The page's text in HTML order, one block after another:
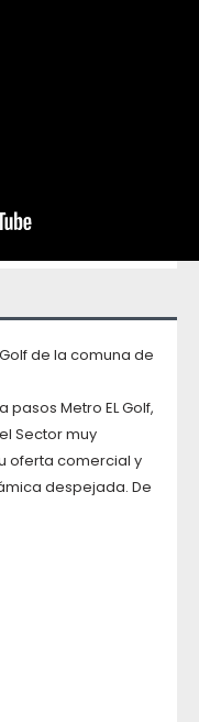
de la comuna de
pasos Metro EL Golf,
Sector muy
oferta comercial y
despejada. De